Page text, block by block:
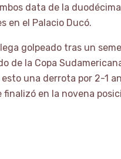
data de la
en el Palacio Ducó.
golpeado tras un
de la Copa
una derrota por 2-1
en la novena